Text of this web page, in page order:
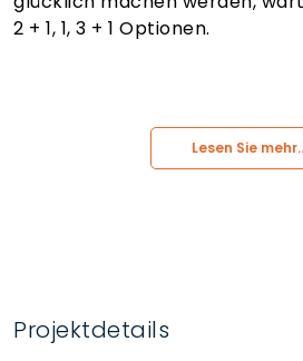
2 + 1, 1, 3 + 1 Optionen.
Lesen Sie
Projektdetails